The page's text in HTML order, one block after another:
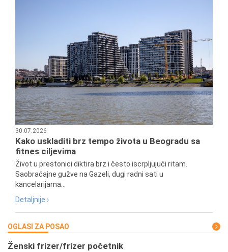
30.07.2026
Kako uskladiti brz tempo života u Beogradu sa
fitnes ciljevima
Život u prestonici diktira brz i često iscrpljujući ritam.
Saobraćajne gužve na Gazeli, dugi radni sati u
kancelarijama...
Detaljnije ›
OGLASI ZA POSAO
Ženski frizer/frizer početnik